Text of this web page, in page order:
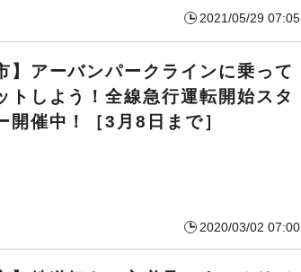
2021/05/29 07:05
】アーバンパークラインに乗って
トしよう！全線急行運転開始スタ
開催中！［3月8日まで］
2020/03/02 07:00